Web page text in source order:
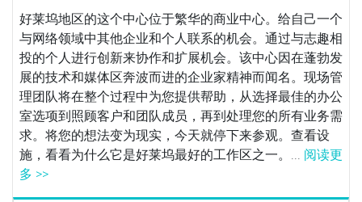
好莱坞地区的这个中心位于繁华的商业中心。给自己一个
与网络领域中其他企业和个人联系的机会。通过与志趣相
投的个人进行创新来协作和扩展机会。该中心因在蓬勃发
展的技术和媒体区奔波而进的企业家精神而闻名。现场管
理团队将在整个过程中为您提供帮助，从选择最佳的办公
室选项到照顾客户和团队成员，再到处理您的所有业务需
求。将您的想法变为现实，今天就停下来参观。查看设
施，看看为什么它是好莱坞最好的工作区之一。... 阅读更
多 >>